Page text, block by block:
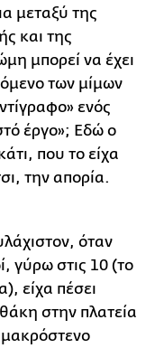
μεταξύ της
και της
μπορεί να έχει
των μίμων
ενός
έργο»; Εδώ ο
που το είχα
την απορία.
όταν
γύρω στις 10 (το
είχα πέσει
στην πλατεία